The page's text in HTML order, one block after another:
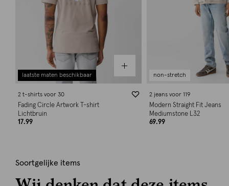
laatste maten beschikbaar
2 t-shirts voor 30
Fading Circle Artwork T-shirt
Lichtbruin
17.99
non-stretch
2 jeans voor 119
Modern Straight Fit Jeans
Mediumstone L32
69.99
Soortgelijke items